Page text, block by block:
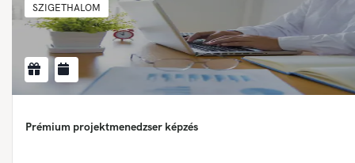
SZIGETHALOM
Prémium projektmenedzser képzés